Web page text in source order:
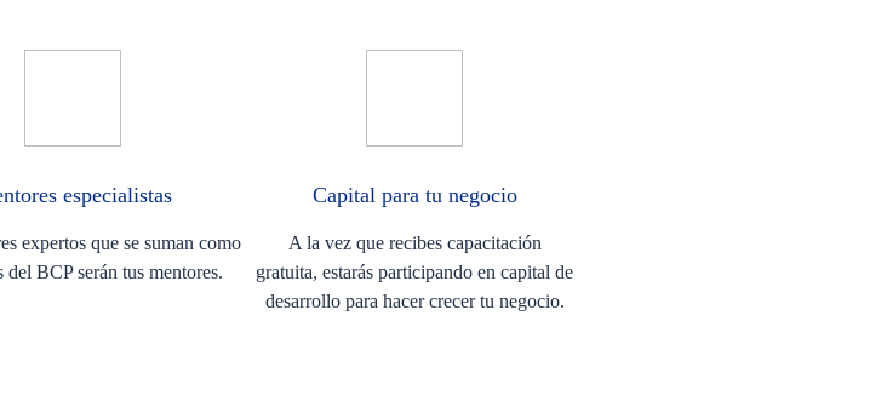
especialistas
expertos que se suman como
del BCP serán tus mentores.
Capital para tu negocio
A la vez que recibes capacitación
gratuita, estarás participando en capital de
desarrollo para hacer crecer tu negocio.